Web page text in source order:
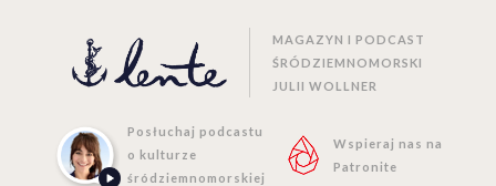
MAGAZYN I PODCAST
ŚRÓDZIEMNOMORSKI
JULII WOLLNER
Posłuchaj podcastu
o kulturze
śródziemnomorskiej
Wspieraj nas na
Patronite